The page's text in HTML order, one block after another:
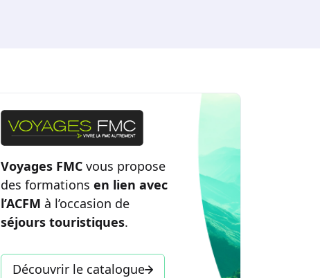
Voyages FMC vous propose
des formations en lien avec
l’ACFM à l’occasion de
séjours touristiques.
Découvrir le catalogue